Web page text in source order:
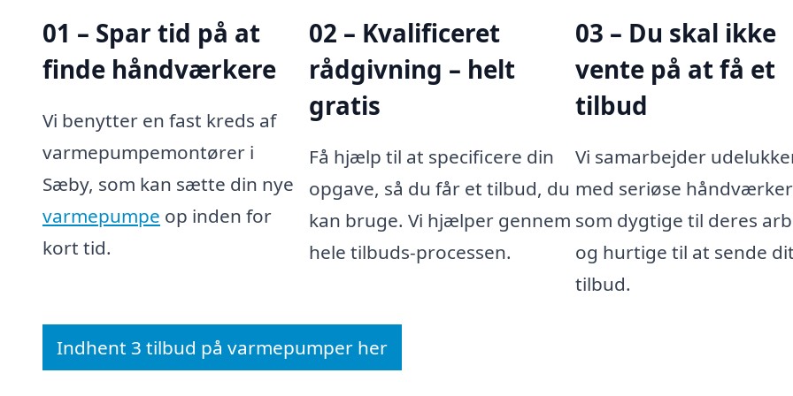
01 – Spar tid på at
finde håndværkere
Vi benytter en fast kreds af
varmepumpemontører i
Sæby, som kan sætte din nye
varmepumpe op inden for
kort tid.
02 – Kvalificeret
rådgivning – helt
gratis
Få hjælp til at specificere din
opgave, så du får et tilbud, du
kan bruge. Vi hjælper gennem
hele tilbuds-processen.
03 – Du skal ikke
vente på at få et
tilbud
Vi samarbejder
med seriøse
som dygtige til deres
og hurtige til at sende dit
tilbud.
Indhent 3 tilbud på varmepumper her